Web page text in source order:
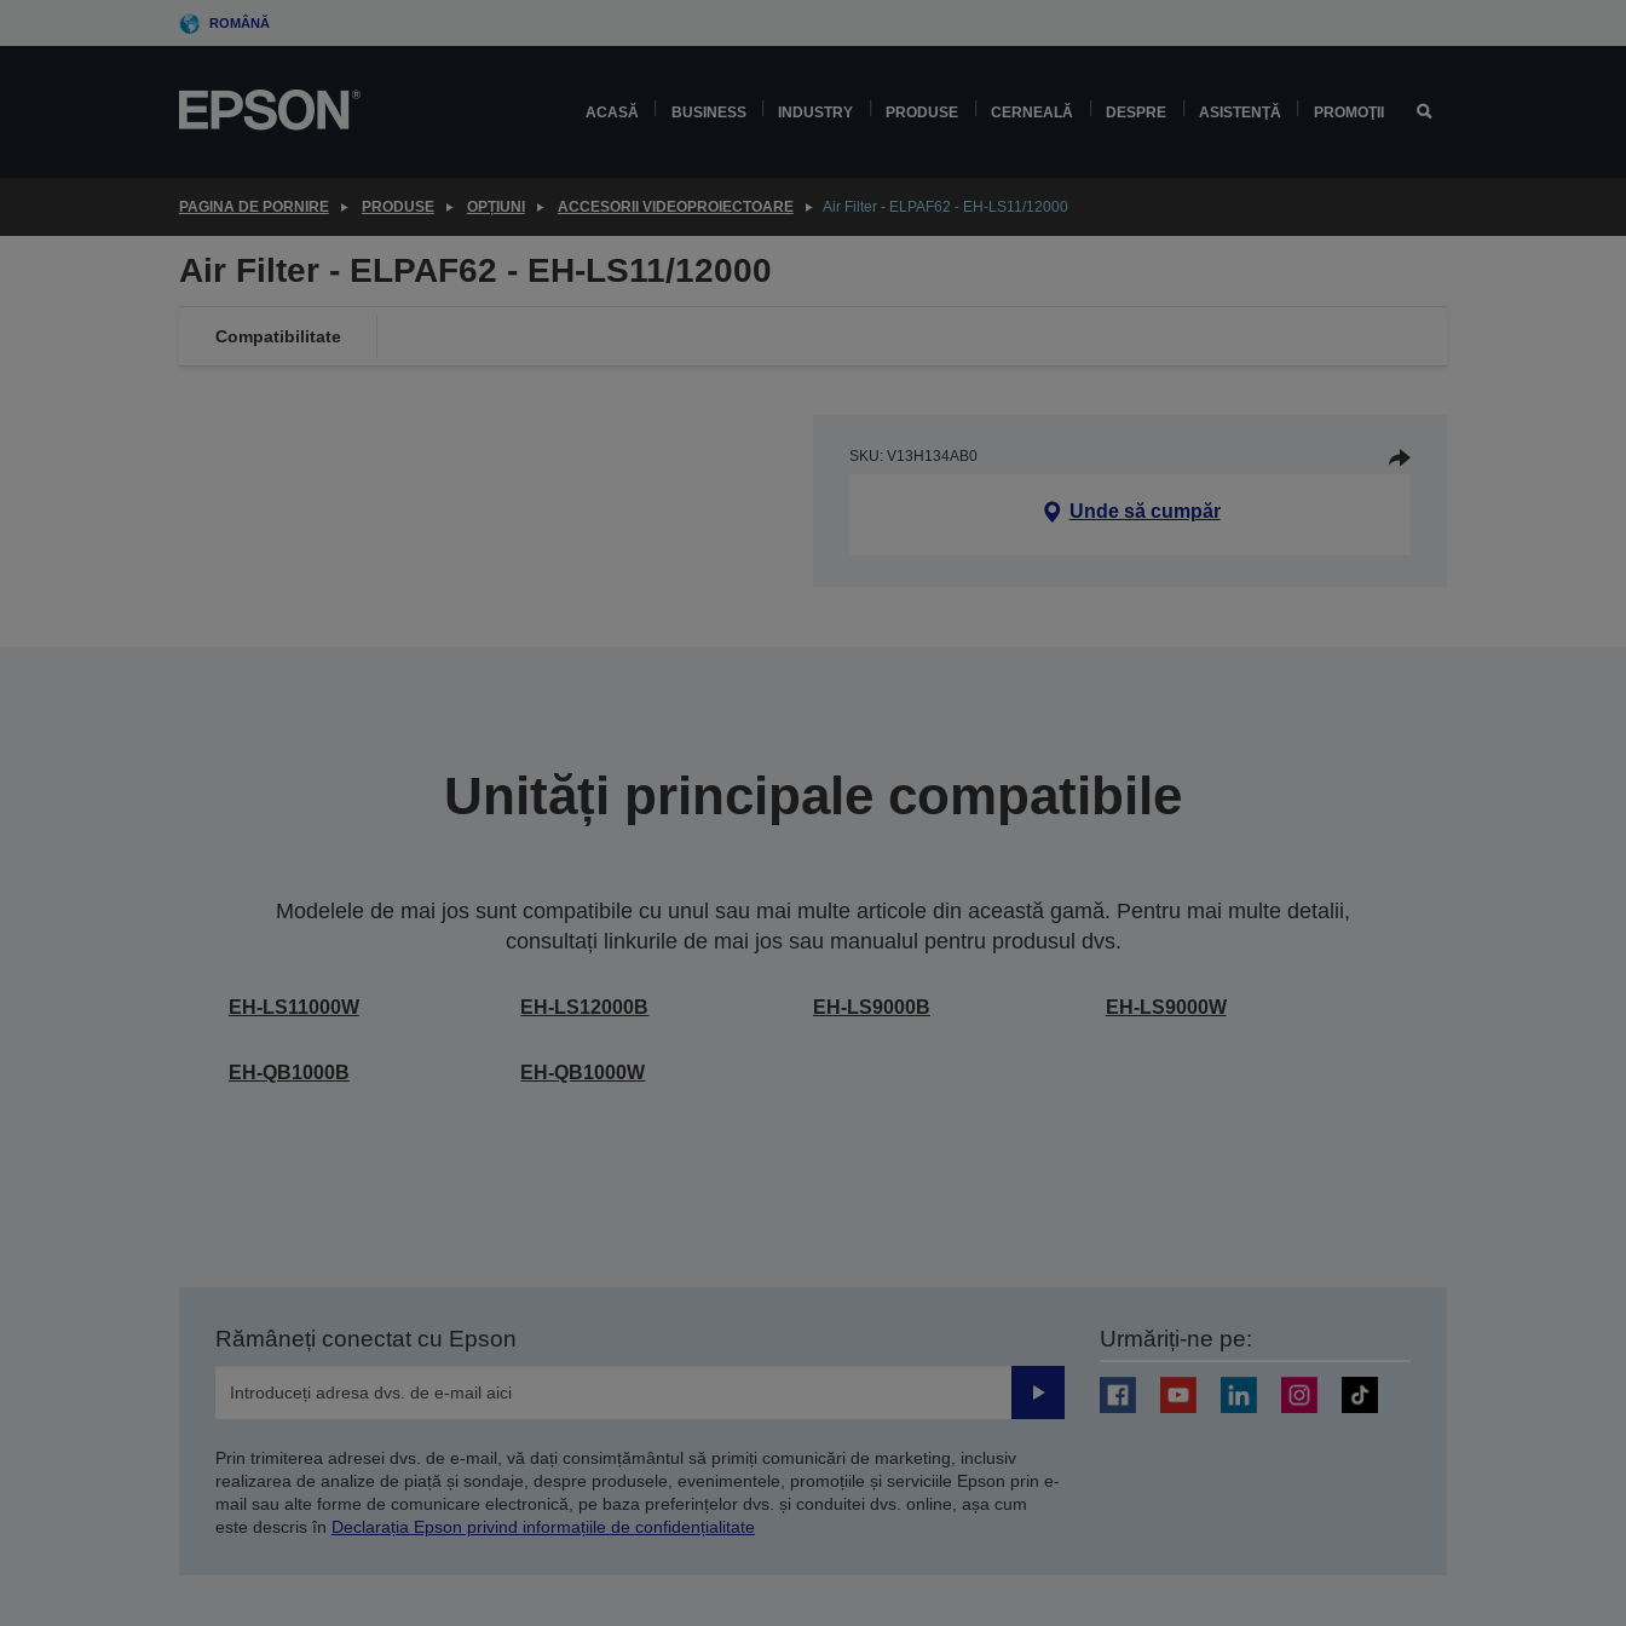
to
ROMÂNĂ
ACASĂ BUSINESS INDUSTRY PRODUSE CERNEALĂ DESPRE ASISTENŢĂ PROMOŢII
PAGINA DE PORNIRE PRODUSE OPȚIUNI ACCESORII VIDEOPROIECTOARE Air Filter - ELPAF62 - EH-LS11/12000
Air Filter - ELPAF62 - EH-LS11/12000
Compatibilitate
SKU: V13H134AB0
Unde să cumpăr
Unități principale compatibile
Modelele de mai jos sunt compatibile cu unul sau mai multe articole din această gamă. Pentru mai multe detalii,
consultați linkurile de mai jos sau manualul pentru produsul dvs.
EH-LS11000W EH-LS12000B EH-LS9000B EH-LS9000W
EH-QB1000B EH-QB1000W
Rămâneți conectat cu Epson
Trimiteți
Prin trimiterea adresei dvs. de e-mail, vă dați consimțământul să primiți comunicări de marketing, inclusiv
realizarea de analize de piață și sondaje, despre produsele, evenimentele, promoțiile și serviciile Epson prin e-
mail sau alte forme de comunicare electronică, pe baza preferințelor dvs. și conduitei dvs. online, așa cum
este descris în Declarația Epson privind informațiile de confidențialitate
Urmăriți-ne pe: